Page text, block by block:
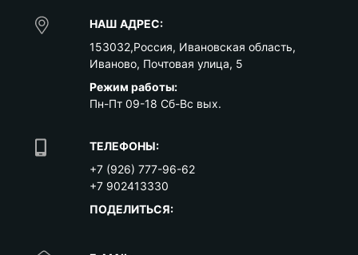
НАШ АДРЕС:
153032,Россия, Ивановская область,
Иваново, Почтовая улица, 5
Режим работы:
Пн-Пт 09-18 Сб-Вс вых.
ТЕЛЕФОНЫ:
+7 (926) 777-96-62
+7 902413330
ПОДЕЛИТЬСЯ: